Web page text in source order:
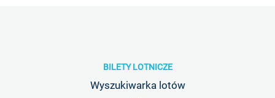
BILETY LOTNICZE
Wyszukiwarka lotów